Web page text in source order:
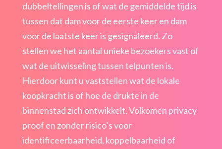
dubbeltellingen is of wat de gemiddelde tijd is
tussen dat dam voor de eerste keer en dam
voor de laatste keer is gesignaleerd. Zo
stellen we het aantal unieke bezoekers vast of
wat de uitwisseling tussen telpunten is.
Hierdoor kunt u vaststellen wat de lokale
koopkracht is of hoe de drukte in de
binnenstad zich ontwikkelt. Volkomen privacy
proof en zonder risico’s voor
identificeerbaarheid, koppelbaarheid of